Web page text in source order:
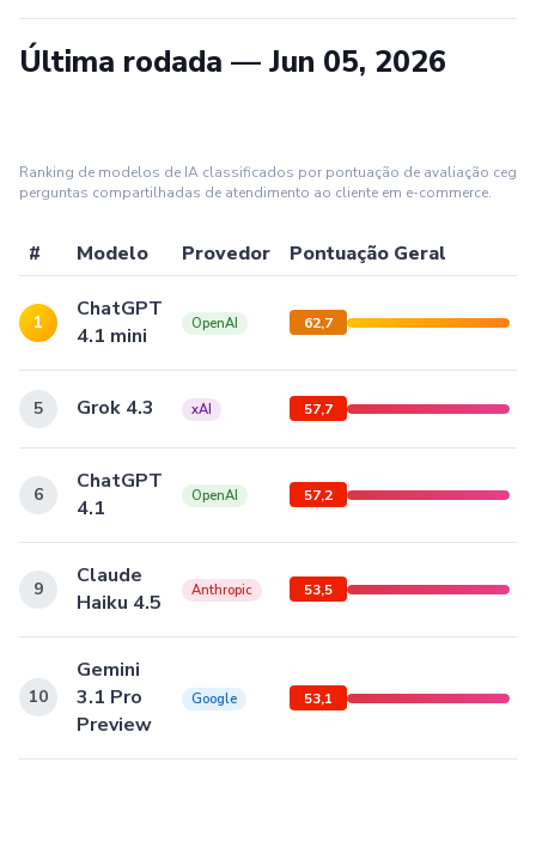
Última rodada — Jun 05, 2026
Ranking de modelos de IA classificados por pontuação de avaliação cega
perguntas compartilhadas de atendimento ao cliente em e-commerce.
# Modelo Provedor Pontuação Geral
1
ChatGPT
4.1 mini
OpenAI 62,7
5 Grok 4.3 xAI 57,7
6
ChatGPT
4.1
OpenAI 57,2
9
Claude
Haiku 4.5
Anthropic 53,5
10
Gemini
3.1 Pro
Preview
Google 53,1